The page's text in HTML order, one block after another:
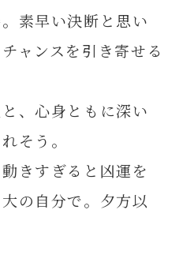
素早い決断と思い
ャンスを引き寄せる
、心身ともに深い
そう。
きすぎると凶運を
の自分で。夕方以